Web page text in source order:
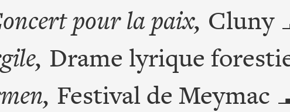
pour la paix, Cluny
Drame lyrique
Festival de Meymac